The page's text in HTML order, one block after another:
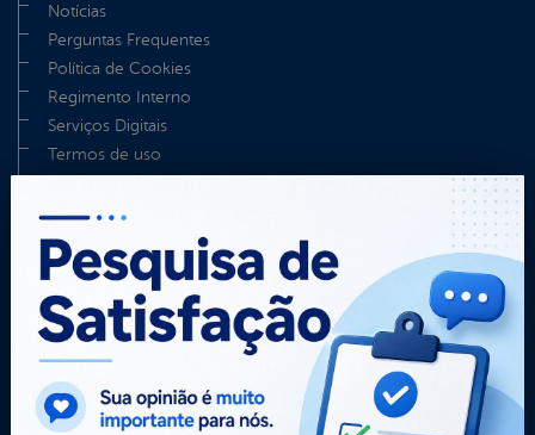
Notícias
Perguntas Frequentes
Política de Cookies
Regimento Interno
Serviços Digitais
Termos de uso
Portal da
Transparência
Central de Dúvidas
Convênios e
Transferências
Dados Abertos
Despesas
Carta de
Serviços
Administração
Ouvidoria e
Informação
Como
solicitar
Consulte sua
Solicitação
Decretos
Estatísticas